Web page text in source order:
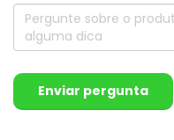
Enviar pergunta